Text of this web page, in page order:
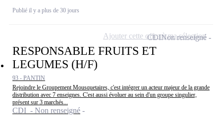
Publié il y a plus de 30 jours
RESPONSABLE FRUITS ET
LEGUMES (H/F)
93 - PANTIN
Rejoindre le Groupement Mousquetaires, c'est intégrer un acteur majeur de la grande
distribution avec 7 enseignes. C'est aussi évoluer au sein d'un groupe singulier,
présent sur 3 marchés...
CDI - Non renseigné
CDINon renseigné
Ajouter cette offre à ma sélection